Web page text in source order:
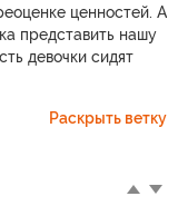
ценностей. А
представить нашу
девочки сидят
Раскрыть ветку